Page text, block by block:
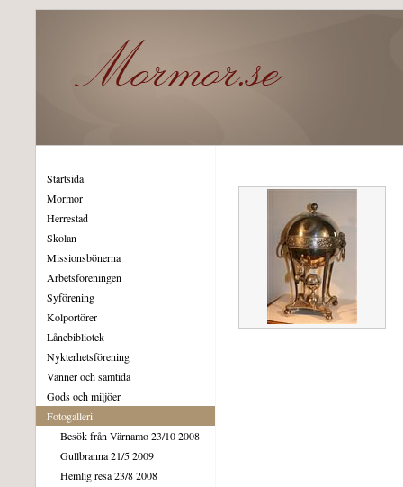
Startsida
Mormor
Herrestad
Skolan
Missionsbönerna
Arbetsföreningen
Syförening
Kolportörer
Lånebibliotek
Nykterhetsförening
Vänner och samtida
Gods och miljöer
Fotogalleri
Besök från Värnamo 23/10 2008
Gullbranna 21/5 2009
Hemlig resa 23/8 2008